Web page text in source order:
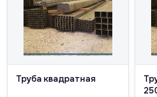
Труба квадратная